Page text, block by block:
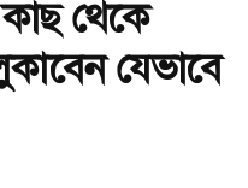
থেকে
যেভাবে